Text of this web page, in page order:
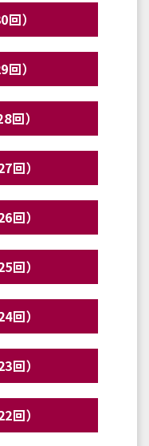
）
）
回）
回）
回）
回）
回）
回）
回）